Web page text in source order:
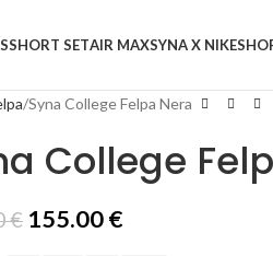
SHORT SETAIR MAXSYNA X NIKE
Syna College Felpa Nera
College
€ 155.00€